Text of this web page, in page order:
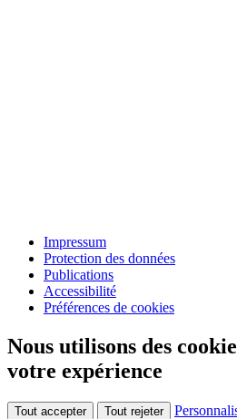
Impressum
Protection des données
Publications
Accessibilité
Préférences de cookies
Nous utilisons des
votre expérience
Tout accepter Tout rejeter